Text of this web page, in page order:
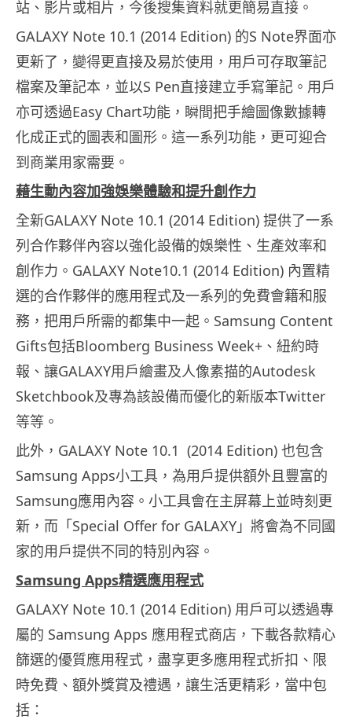
站、影片或相片， 今後搜集資料就更簡易直接。
GALAXY Note 10.1 (2014 Edition) 的S Note界面亦
更新了，變得更直接及易於使用， 用戶可存取筆記
檔案及筆記本，並以S Pen直接建立手寫筆記。用戶
亦可透過Easy Chart功能，瞬間把手繪圖像數據轉
化成正式的圖表和圖形。 這一系列功能，更可迎合
到商業用家需要。
藉生動內容加強娛樂體驗和提升創作力
全新GALAXY Note 10.1 (2014 Edition) 提供了一系
列合作夥伴內容以強化設備的娛樂性、 生產效率和
創作力。GALAXY Note10.1 (2014 Edition) 內置精
選的合作夥伴的應用程式及一系列的免費會籍和服
務， 把用戶所需的都集中一起。Samsung Content
Gifts包括Bloomberg Business Week+、紐約時
報、讓GALAXY用戶繪畫及人像素描的Autodesk
Sketchbook及專為該設備而優化的新版本Twitter
等等。
此外，GALAXY Note 10.1 (2014 Edition) 也包含
Samsung Apps小工具，為用戶提供額外且豐富的
Samsung應用內容 。小工具會在主屏幕上並時刻更
新，而「Special Offer for GALAXY」將會為不同國
家的用戶提供不同的特別內容。
Samsung Apps精選應用程式
GALAXY Note 10.1 (2014 Edition) 用戶可以透過專
屬的 Samsung Apps 應用程式商店，下載各款精心
篩選的優質應用程式， 盡享更多應用程式折扣、限
時免費、額外獎賞及禮遇， 讓生活更精彩，當中包
括：